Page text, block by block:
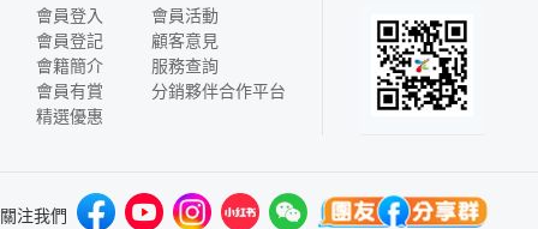
會員登入
會員登記
會籍簡介
會員有賞
精選優惠
會員活動
顧客意見
服務查詢
分銷夥伴合作平台
關注我們